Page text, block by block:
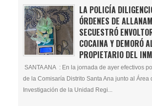
LA POLICÍA
ÓRDENES DE
SECUESTRÓ
COCAINA Y DEMORÓ
PROPIETARIO DEL
SANTA ANA : En la jornada de ayer efectivos
de la Comisaría Distrito Santa Ana junto al Área
Investigación de la Unidad Regi...